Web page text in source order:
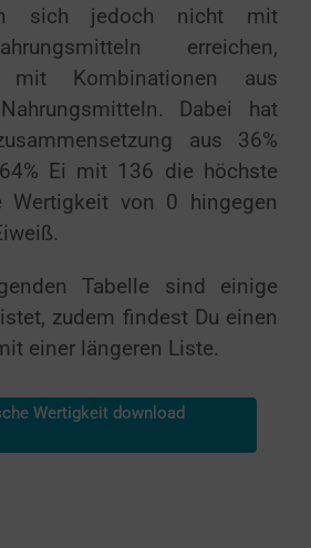
sich jedoch nicht mit
erreichen,
Kombinationen aus
Dabei hat
aus 36%
Ei mit 136 die höchste
Wertigkeit von 0 hingegen
Tabelle sind einige
zudem findest Du einen
einer längeren Liste.
Wertigkeit download